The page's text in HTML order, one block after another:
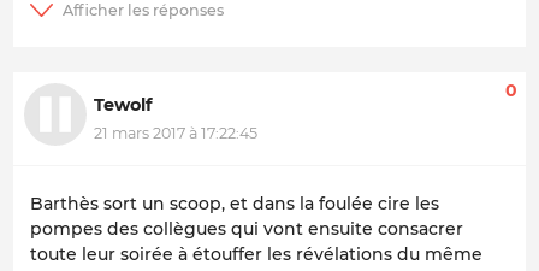
Tewolf
21 mars 2017 à 17:22:45
0
Barthès sort un scoop, et dans la foulée cire les
pompes des collègues qui vont ensuite consacrer
toute leur soirée à étouffer les révélations du même